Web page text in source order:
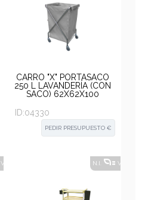
CARRO "X" PORTASACO
250 L LAVANDERÍA (CON
SACO) 62X62X100
ID:04330
PEDIR PRESUPUESTO €
VER ALTERNATIVAS N.I. VER